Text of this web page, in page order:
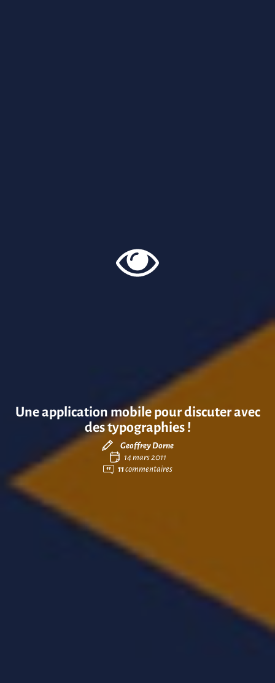
Une application mobile pour discuter avec
des typographies !
Geoffrey Dorne
14 mars 2011
11commentaires